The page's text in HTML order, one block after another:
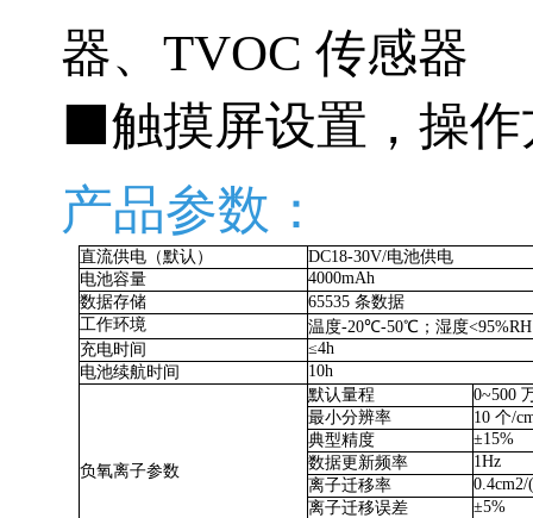
器、TVOC 传感器
⬛️触摸屏设置，操
产品参数：
直流供电（默认） DC18-30V/电池供电
电池容量
4000mAh
数据存储
65535 条数据
工作环境
温度-20℃-50℃；湿度
充电时间
≤4h
电池续航时间
10h
负氧离子参数
默认量程 0~500
最小分辨率
10 个/
典型精度
±15%
数据更新频率
1Hz
离子迁移率
离子迁移误差
±5%